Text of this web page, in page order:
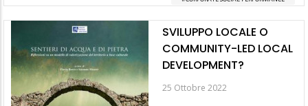
SVILUPPO LOCALE O
COMMUNITY-LED LOCAL
DEVELOPMENT?
25 Ottobre 2022